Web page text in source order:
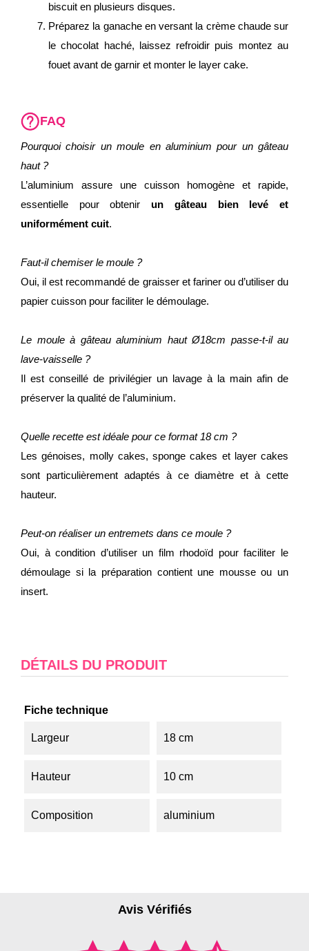
biscuit en plusieurs disques.
Préparez la ganache en versant la crème chaude sur
le chocolat haché, laissez refroidir puis montez au
fouet avant de garnir et monter le layer cake.
FAQ
Pourquoi choisir un moule en aluminium pour un gâteau
haut ?
L’aluminium assure une cuisson homogène et rapide,
essentielle pour obtenir un gâteau bien levé et
uniformément cuit.
Faut-il chemiser le moule ?
Oui, il est recommandé de graisser et fariner ou d’utiliser du
papier cuisson pour faciliter le démoulage.
Le moule à gâteau aluminium haut Ø18cm passe-t-il au
lave-vaisselle ?
Il est conseillé de privilégier un lavage à la main afin de
préserver la qualité de l’aluminium.
Quelle recette est idéale pour ce format 18 cm ?
Les génoises, molly cakes, sponge cakes et layer cakes
sont particulièrement adaptés à ce diamètre et à cette
hauteur.
Peut-on réaliser un entremets dans ce moule ?
Oui, à condition d’utiliser un film rhodoïd pour faciliter le
démoulage si la préparation contient une mousse ou un
insert.
DÉTAILS DU PRODUIT
Fiche technique
Largeur 18 cm
Hauteur 10 cm
Composition aluminium
Avis Vérifiés